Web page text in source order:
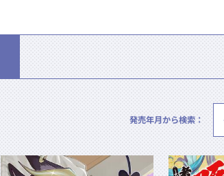
発売年月から検索：